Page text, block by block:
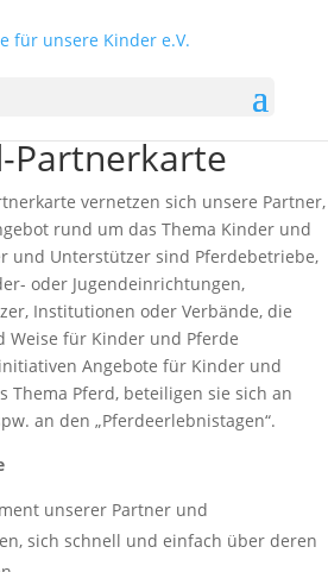
Partnerkarte
vernetzen sich unsere Partner,
rund um das Thema Kinder und
und Unterstützer sind Pferdebetriebe,
oder Jugendeinrichtungen,
Institutionen oder Verbände, die
für Kinder und Pferde
Angebote für Kinder und
Thema Pferd, beteiligen sie sich an
an den „Pferdeerlebnistagen“.
unserer Partner und
sich schnell und einfach über deren